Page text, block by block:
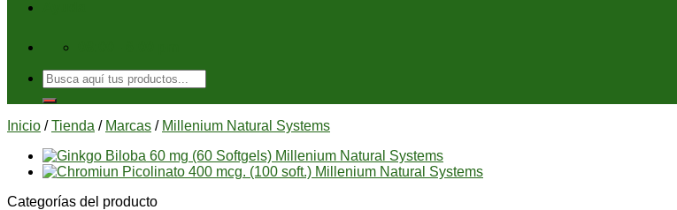
Buscar
por:
Inicio / Tienda / Marcas / Millenium Natural Systems
Categorías del producto